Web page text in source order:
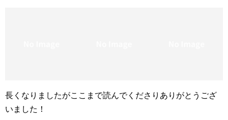
長くなりましたがここまで読んでくださりありがとうござ
いました！